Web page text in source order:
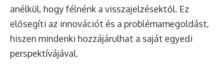
anélkül, hogy félnénk a visszajelzésektől. Ez
elősegíti az innovációt és a problémamegoldást,
hiszen mindenki hozzájárulhat a saját egyedi
perspektívájával.